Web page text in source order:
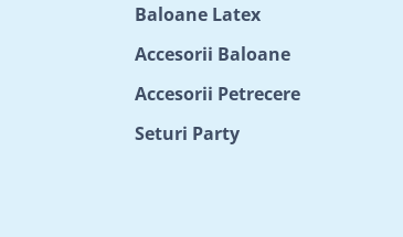
Baloane Latex
Accesorii Baloane
Accesorii Petrecere
Seturi Party